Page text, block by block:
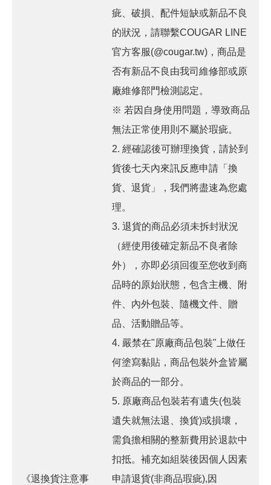
《退換貨注意事
疵、破損、配件短缺或新品不良
的狀況，請聯繫COUGAR LINE
官方客服(@cougar.tw)，商品是
否有新品不良由我司維修部或原
廠維修部門檢測認定。
※ 若因自身使用問題，導致商品
無法正常使用則不屬於瑕疵。
2. 經確認後可辦理換貨，請於到
貨後七天內來訊反應申請「換
貨、退貨」，我們將盡速為您處
理。
3. 退貨的商品必須未拆封狀況
（經使用後確定新品不良者除
外），亦即必須回復至您收到商
品時的原始狀態，包含主機、附
件、內外包裝、隨機文件、贈
品、活動贈品等。
4. 嚴禁在"原廠商品包裝"上做任
何塗寫黏貼，商品包裝外盒皆屬
於商品的一部分。
5. 原廠商品包裝若有遺失(包裝
遺失就無法退、換貨)或損壞，
需負擔相關的整新費用於退款中
扣抵。補充如組裝後因個人因素
申請退貨(非商品瑕疵),因